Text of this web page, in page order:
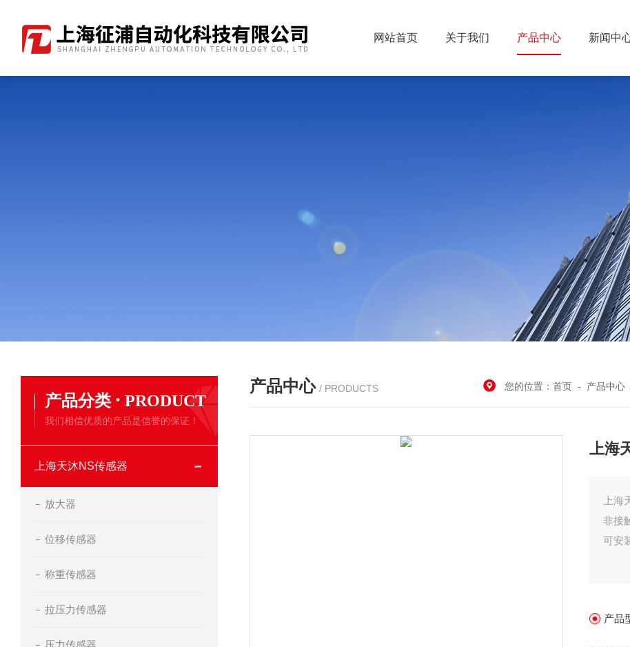
网站首页 关于我们 产品中心 新闻中
产品中心 / PRODUCTS 您的位置：首页 - 产品中心
上海
上
非接
可安
产品
产品分类 · PRODUCT
我们相信优质的产品是信誉的保证！
上海天沐NS传感器
放大器
位移传感器
称重传感器
拉压力传感器
压力传感器